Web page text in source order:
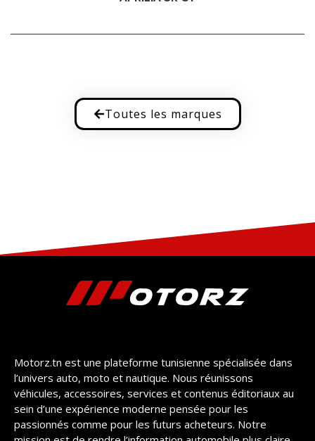
Toutes les marques
Motorz.tn est une plateforme tunisienne spécialisée dans
l’univers auto, moto et nautique. Nous réunissons
véhicules, accessoires, services et contenus éditoriaux au
sein d’une expérience moderne pensée pour les
passionnés comme pour les futurs acheteurs. Notre